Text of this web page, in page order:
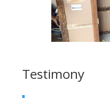
Testimony